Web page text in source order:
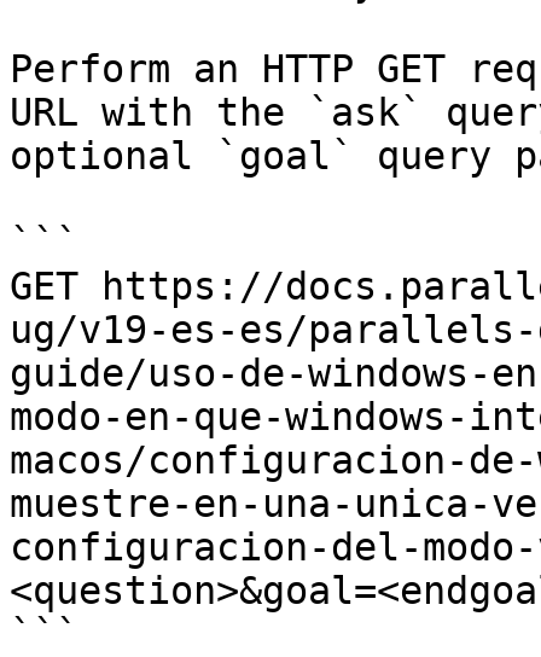
Perform an HTTP GET
URL with the `ask`
optional `goal` query
```
GET https://
ug/v19-es-es/parallels-
guide/uso-de-windows-
modo-en-que-windows-
macos/configuracion-
muestre-en-una-unica-
configuracion-del-modo-
```